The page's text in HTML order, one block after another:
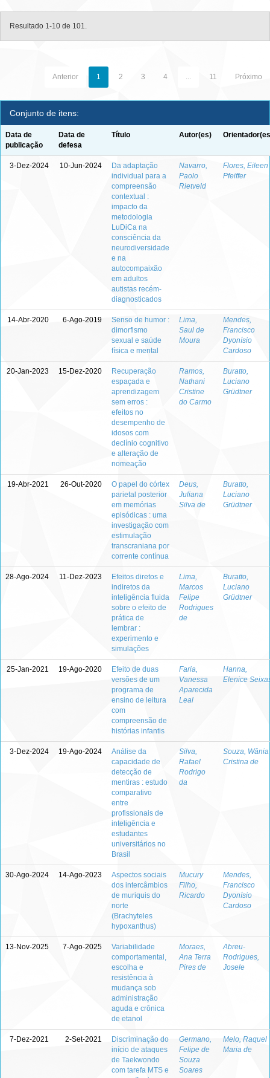
Resultado 1-10 de 101.
Anterior 1 2 3 4 ... 11 Próximo
Conjunto de itens:
Data de
publicação
Data de
defesa
Título Autor(es)
3-Dez-2024 10-Jun-2024
Da adaptação
individual para a
compreensão
contextual :
impacto da
metodologia
LuDiCa na
consciência da
neurodiversidade
e na
autocompaixão
em adultos
autistas recém-
diagnosticados
Navarro,
Paolo
Rietveld
Flores, Eileen
Pfeiffer
14-Abr-2020 6-Ago-2019
Senso de humor :
dimorfismo
sexual e saúde
física e mental
Lima,
Saul de
Moura
Mendes,
Francisco
Dyonísio
Cardoso
20-Jan-2023 15-Dez-2020
Recuperação
espaçada e
aprendizagem
sem erros :
efeitos no
desempenho de
idosos com
declínio cognitivo
e alteração de
nomeação
Ramos,
Nathani
Cristine
do Carmo
Buratto,
Luciano
Grüdtner
19-Abr-2021 26-Out-2020
O papel do córtex
parietal posterior
em memórias
episódicas : uma
investigação com
estimulação
transcraniana por
corrente contínua
Deus,
Juliana
Silva de
Buratto,
Luciano
Grüdtner
28-Ago-2024 11-Dez-2023
Efeitos diretos e
indiretos da
inteligência fluida
sobre o efeito de
prática de
lembrar :
experimento e
simulações
Lima,
Marcos
Felipe
Rodrigues
de
Buratto,
Luciano
Grüdtner
25-Jan-2021 19-Ago-2020
Efeito de duas
versões de um
programa de
ensino de leitura
com
compreensão de
histórias infantis
Faria,
Vanessa
Aparecida
Leal
Hanna,
Elenice
3-Dez-2024 19-Ago-2024
Análise da
capacidade de
detecção de
mentiras : estudo
comparativo
entre
profissionais de
inteligência e
estudantes
universitários no
Brasil
Silva,
Rafael
Rodrigo
da
Souza, Wânia
Cristina de
30-Ago-2024 14-Ago-2023
Aspectos sociais
dos intercâmbios
de muriquis do
norte
(Brachyteles
hypoxanthus)
Mucury
Filho,
Ricardo
Mendes,
Francisco
Dyonísio
Cardoso
13-Nov-2025 7-Ago-2025
Variabilidade
comportamental,
escolha e
resistência à
mudança sob
administração
aguda e crônica
de etanol
Moraes,
Ana Terra
Pires de
Abreu-
Rodrigues,
Josele
7-Dez-2021 2-Set-2021
Discriminação do
início de ataques
de Taekwondo
com tarefa MTS e
Germano,
Felipe de
Souza
Soares
Melo, Raquel
Maria de